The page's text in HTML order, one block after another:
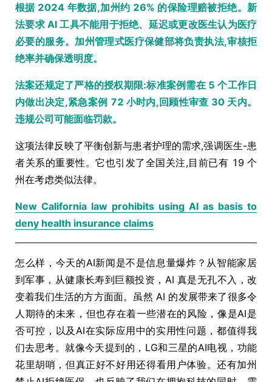
根据 2024 年数据,加州约 26% 的保险理赔被拒绝。新
法要求 AI 工具不能用于拒绝、延迟或更改医生认为医疗
必要的服务。加州管理式医疗保健部将负责执法,审核拒
绝率并确保透明度。
法案还规定了严格的授权期限:标准案例需在 5 个工作日
内做出决定,紧急案例 72 小时内,回顾性审查 30 天内。
违规公司可能面临罚款。
这项法律反映了平衡创新与患者护理的需求,强调医生-患
者关系的重要性。它也引发了全国关注,目前已有 19 个
州在考虑类似法律。
New California law prohibits using AI as basis to
deny health insurance claims
怎么样，今天的AI新闻是不是信息量爆炸？从智能家居
到军事，从健康长寿到巨额投资，AI 真是无孔不入，改
变着我们生活的方方面面。虽然 AI 的发展带来了很多令
人期待的未来，但也存在着一些潜在的风险，像是AI是
否可控，以及AI在实际应用中的实用性问题，都值得我
们去思考。就像今天提到的，LG和三星的AI电视，功能
花里胡哨，但真正好不好用还得看用户体验。还有加州